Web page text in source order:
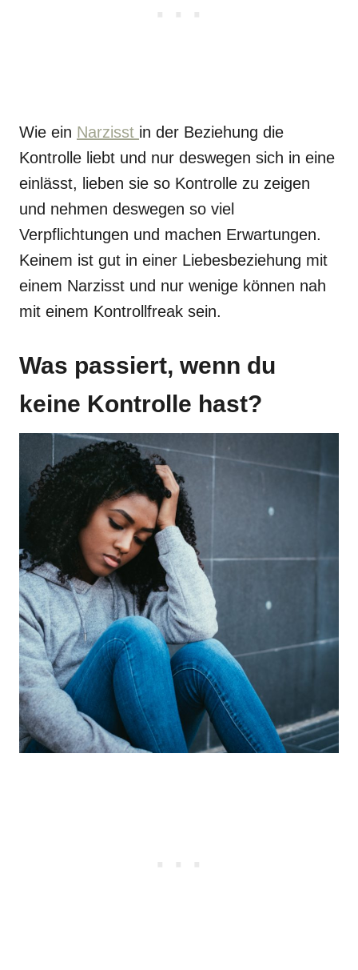
Wie ein Narzisst in der Beziehung die
Kontrolle liebt und nur deswegen sich in eine
einlässt, lieben sie so Kontrolle zu zeigen
und nehmen deswegen so viel
Verpflichtungen und machen Erwartungen.
Keinem ist gut in einer Liebesbeziehung mit
einem Narzisst und nur wenige können nah
mit einem Kontrollfreak sein.
Was passiert, wenn du
keine Kontrolle hast?